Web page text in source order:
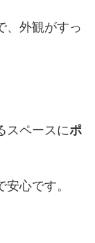
、外観がすっ
スペースにポ
心です。